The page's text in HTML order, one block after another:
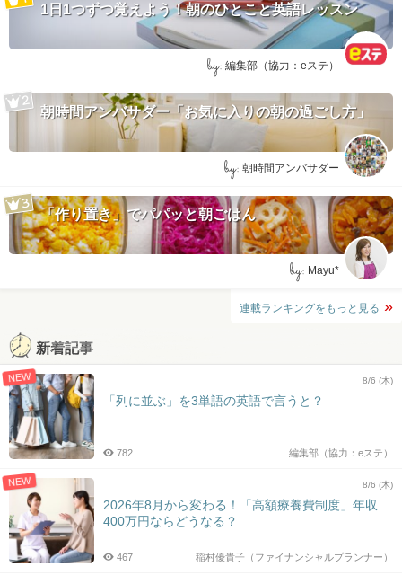
1日1つずつ覚えよう！朝のひとこと英語レッスン
by: 編集部（協力：eステ）
朝時間アンバサダー「お気に入りの朝の過ごし方」
by: 朝時間アンバサダー
「作り置き」でパパッと朝ごはん
by: Mayu*
連載ランキングをもっと見る
新着記事
NEW 8/6 (木)
「列に並ぶ」を3単語の英語で言うと？
編集部（協力：eステ）
782
NEW 8/6 (木)
2026年8月から変わる！「高額療養費制度」年収
400万円ならどうなる？
稲村優貴子（ファイナンシャルプランナー）
467